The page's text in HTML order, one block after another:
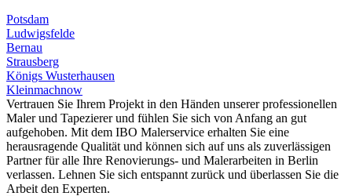
Potsdam
Ludwigsfelde
Bernau
Strausberg
Königs Wusterhausen
Kleinmachnow
Vertrauen Sie Ihrem Projekt in den Händen unserer professionellen
Maler und Tapezierer und fühlen Sie sich von Anfang an gut
aufgehoben. Mit dem IBO Malerservice erhalten Sie eine
herausragende Qualität und können sich auf uns als zuverlässigen
Partner für alle Ihre Renovierungs- und Malerarbeiten in Berlin
verlassen. Lehnen Sie sich entspannt zurück und überlassen Sie die
Arbeit den Experten.